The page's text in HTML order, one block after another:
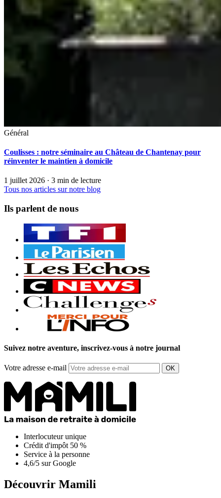
Général
Coulisses : notre séminaire au Château de Chantenay pour
réinventer le maintien à domicile
1 juillet 2026 · 3 min de lecture
Tous nos articles sur notre blog
Ils parlent de nous
Suivez notre aventure, inscrivez-vous à notre journal
Votre adresse e-mail OK
Interlocuteur unique
Crédit d'impôt 50 %
Service à la personne
4,6/5 sur Google
Découvrir Mamili